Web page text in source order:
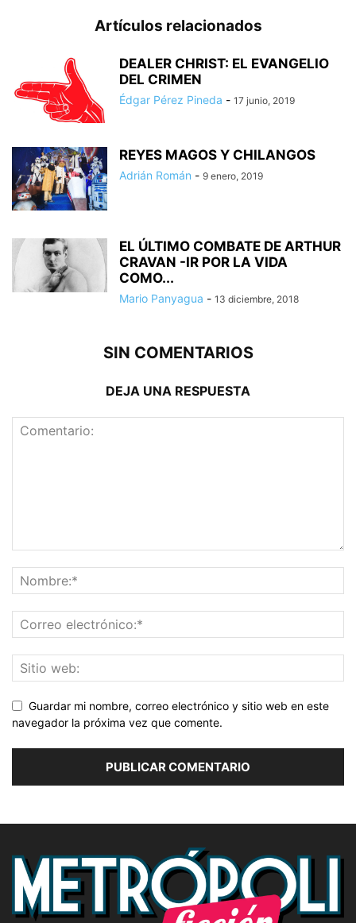
Artículos relacionados
DEALER CHRIST: EL EVANGELIO
DEL CRIMEN
Édgar Pérez Pineda - 17 junio, 2019
REYES MAGOS Y CHILANGOS
Adrián Román - 9 enero, 2019
EL ÚLTIMO COMBATE DE ARTHUR
CRAVAN -IR POR LA VIDA
COMO...
Mario Panyagua - 13 diciembre, 2018
SIN COMENTARIOS
DEJA UNA RESPUESTA
Guardar mi nombre, correo electrónico y sitio web en este
navegador la próxima vez que comente.